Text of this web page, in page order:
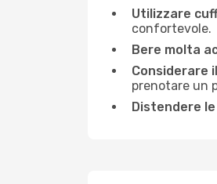
Utilizzare
confortevole.
Bere molta
Considerare
prenotare un
Distendere